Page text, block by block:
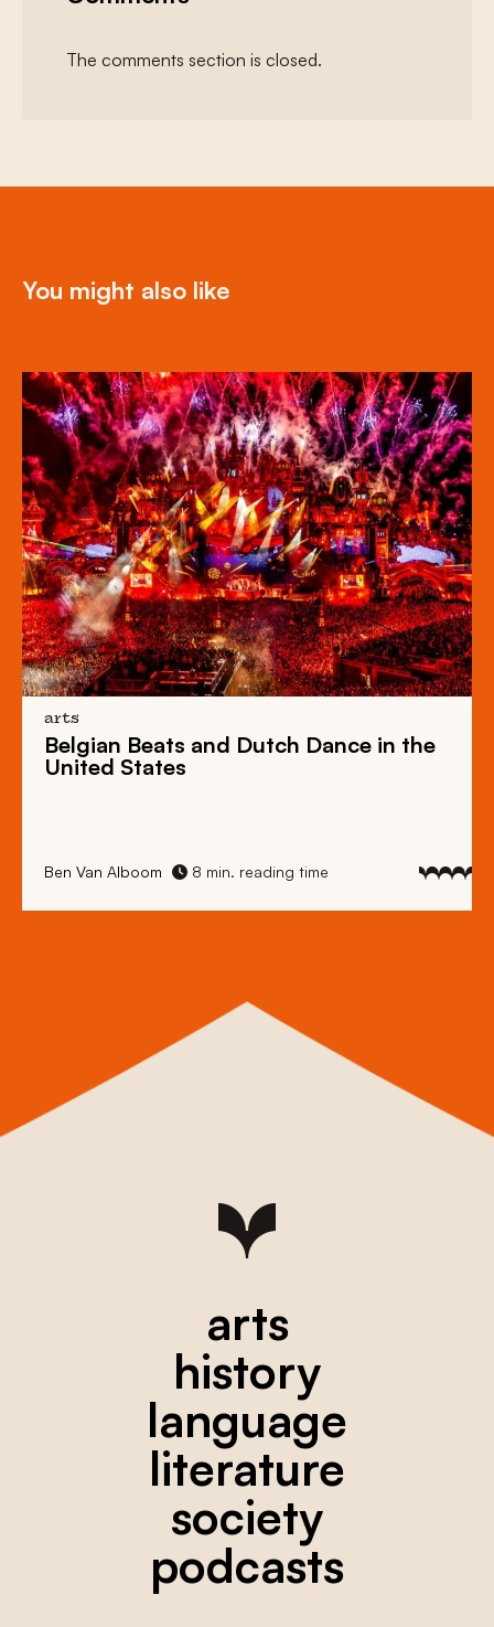
The comments section is closed.
You might also like
arts
Belgian Beats and Dutch Dance in the
United States
Ben Van Alboom 8 min. reading time
arts
history
language
literature
society
podcasts